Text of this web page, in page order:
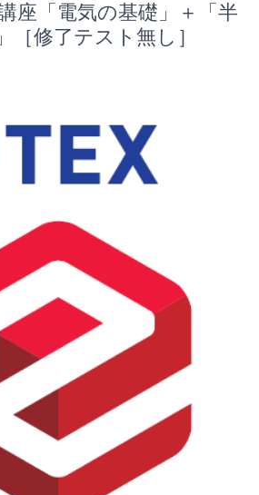
座「電気の基礎」＋「半
［修了テスト無し］